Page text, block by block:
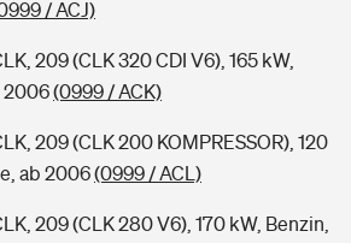
/ ACJ)
209 (CLK 320 CDI V6), 165 kW,
2006(0999 / ACK)
209 (CLK 200 KOMPRESSOR), 120
ab 2006(0999 / ACL)
209 (CLK 280 V6), 170 kW, Benzin,